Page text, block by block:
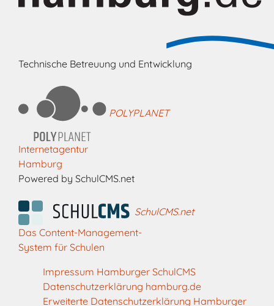
Technische Betreuung und Entwicklung
POLYPLANET
Internetagentur
Hamburg
Powered by SchulCMS.net
SchulCMS.net
Das Content-Management-
System für Schulen
Impressum Hamburger SchulCMS
Datenschutzerklärung hamburg.de
Erweiterte Datenschutzerklärung Hamburger